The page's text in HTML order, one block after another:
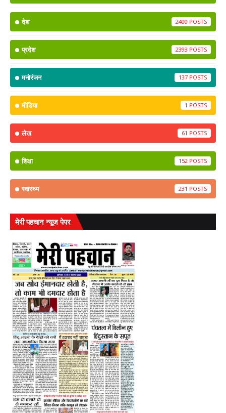
देश 2400
प्रदेश 2393
मनोरंजन 137
मीडिया 1
लेख 61
शिक्षा 152
स्वास्थ्य 231
मेरी पहचान न्यूज पेपर